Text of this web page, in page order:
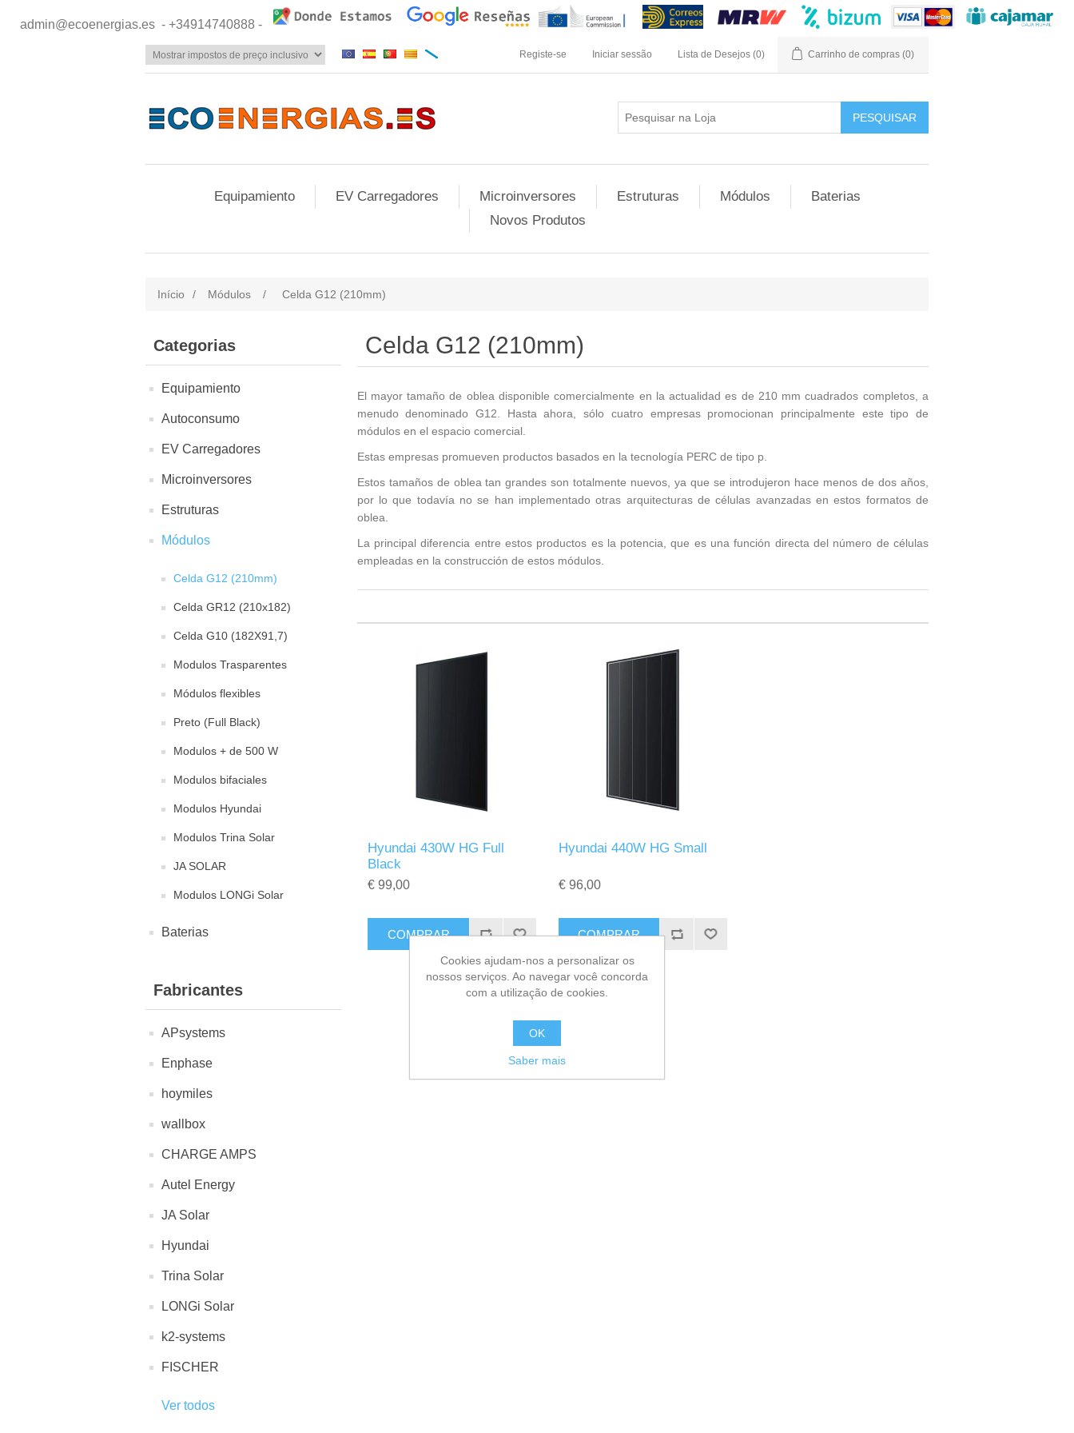
admin@ecoenergias.es - +34914740888 -
Registe-se Iniciar sessão Lista de Desejos (0) Carrinho de compras (0)
Equipamiento EV Carregadores Microinversores Estruturas Módulos
Baterias
Novos Produtos
Início / Módulos / Celda G12 (210mm)
Categorias
Equipamiento
Autoconsumo
EV Carregadores
Microinversores
Estruturas
Módulos
Celda G12 (210mm)
Celda GR12 (210x182)
Celda G10 (182X91,7)
Modulos Trasparentes
Módulos flexibles
Preto (Full Black)
Modulos + de 500 W
Modulos bifaciales
Modulos Hyundai
Modulos Trina Solar
JA SOLAR
Modulos LONGi Solar
Baterias
Fabricantes
APsystems
Enphase
hoymiles
wallbox
CHARGE AMPS
Autel Energy
JA Solar
Hyundai
Trina Solar
LONGi Solar
k2-systems
FISCHER
Ver todos
Celda G12 (210mm)
El mayor tamaño de oblea disponible comercialmente en la actualidad es de 210 mm cuadrados completos, a
menudo denominado G12. Hasta ahora, sólo cuatro empresas promocionan principalmente este tipo de
módulos en el espacio comercial.
Estas empresas promueven productos basados en la tecnología PERC de tipo p.
Estos tamaños de oblea tan grandes son totalmente nuevos, ya que se introdujeron hace menos de dos años,
por lo que todavía no se han implementado otras arquitecturas de células avanzadas en estos formatos de
oblea.
La principal diferencia entre estos productos es la potencia, que es una función directa del número de células
empleadas en la construcción de estos módulos.
Hyundai 430W HG Full
Black
€ 99,00
Hyundai 440W HG Small
€ 96,00
Cookies ajudam-nos a personalizar os
nossos serviços. Ao navegar você concorda
com a utilização de cookies.
OK
Saber mais